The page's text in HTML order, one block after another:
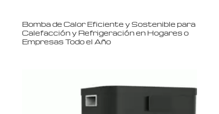
Bomba de Calor Eficiente y Sostenible para
Calefacción y Refrigeración en Hogares o
Empresas Todo el Año